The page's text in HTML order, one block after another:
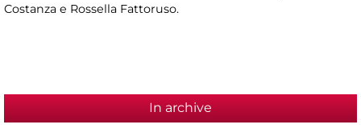
Costanza e Rossella Fattoruso.
In archive